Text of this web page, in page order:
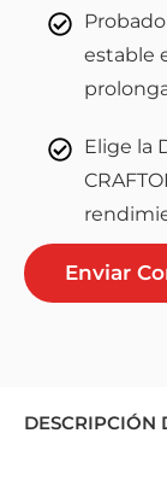
estable
Elige la
Enviar
DESCRIPCIÓN